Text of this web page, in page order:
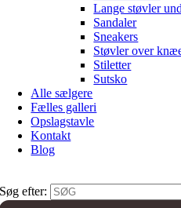
Lange støvler
Sandaler
Sneakers
Støvler over
Stiletter
Sutsko
Alle sælgere
Fælles galleri
Opslagstavle
Kontakt
Blog
Søg efter: